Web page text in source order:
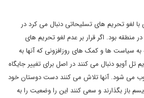
لغو تحریم های تسلیحاتی دنبال می کرد در
منطقه بود. اگر قرار بر عدم لغو تحریم های
به سیاست ها و کمک های روزافزونی که آنها به
تل آویو دنبال می کنند در اصل برای تغییر جایگاه
می شود. آنها تلاش می کنند دست دوستان خود
باز بگذارند و سعی کنند این را وضعیت را به